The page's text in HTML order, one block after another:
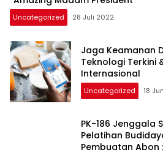
Uncategorized 28 Juli 2022
Jaga Keamanan
Teknologi Terkini
Internasional
Uncategorized 18
PK-186 Jenggala
Pelatihan
Pembuatan